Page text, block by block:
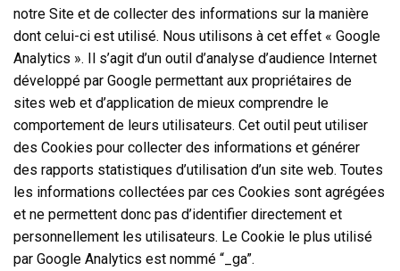
notre Site et de collecter des informations sur la manière
dont celui-ci est utilisé. Nous utilisons à cet effet « Google
Analytics ». Il s’agit d’un outil d’analyse d’audience Internet
développé par Google permettant aux propriétaires de
sites web et d’application de mieux comprendre le
comportement de leurs utilisateurs. Cet outil peut utiliser
des Cookies pour collecter des informations et générer
des rapports statistiques d’utilisation d’un site web. Toutes
les informations collectées par ces Cookies sont agrégées
et ne permettent donc pas d’identifier directement et
personnellement les utilisateurs. Le Cookie le plus utilisé
par Google Analytics est nommé “_ga”.